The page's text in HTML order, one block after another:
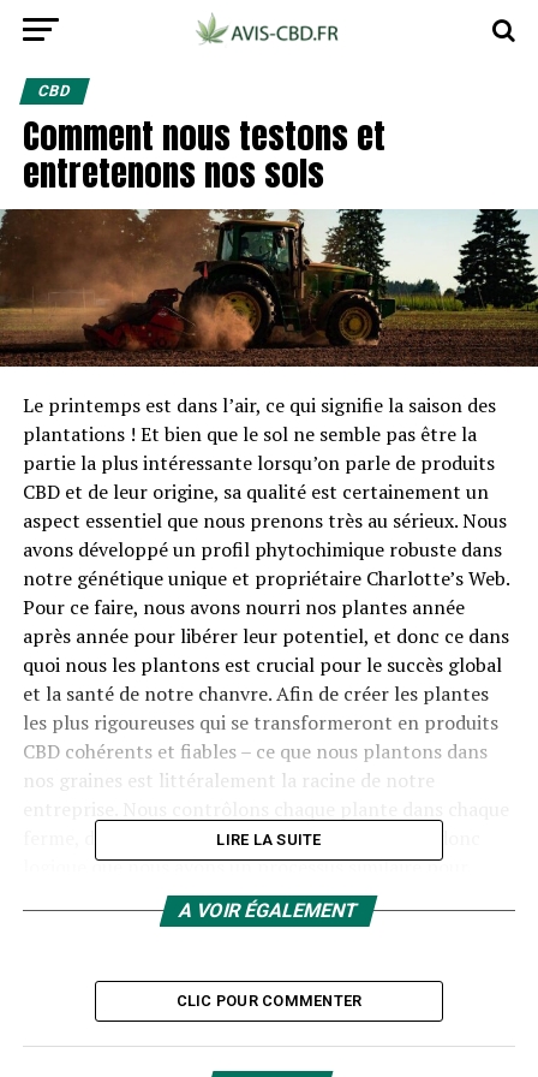
CBD
Comment nous testons et
entretenons nos sols
Le printemps est dans l’air, ce qui signifie la saison des
plantations ! Et bien que le sol ne semble pas être la
partie la plus intéressante lorsqu’on parle de produits
CBD et de leur origine, sa qualité est certainement un
aspect essentiel que nous prenons très au sérieux. Nous
avons développé un profil phytochimique robuste dans
notre génétique unique et propriétaire Charlotte’s Web.
Pour ce faire, nous avons nourri nos plantes année
après année pour libérer leur potentiel, et donc ce dans
quoi nous les plantons est crucial pour le succès global
et la santé de notre chanvre. Afin de créer les plantes
les plus rigoureuses qui se transformeront en produits
CBD cohérents et fiables – ce que nous plantons dans
nos graines est littéralement la racine de notre
ferme, de la graine à la récolte et au-delà. Il est donc
logique que nous ayons un processus similaire pour
notre sol également. Pour approfondir le sujet (jeu de
mots), voici un petit aperçu de comment et pourquoi
préparer pour le printemps :
LIRE LA SUITE
A VOIR ÉGALEMENT
CLIC POUR COMMENTER